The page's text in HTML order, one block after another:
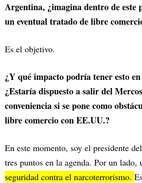
Argentina, ¿imagina dentro de este
un eventual tratado de libre
Es el objetivo.
¿Y qué impacto podría tener esto
¿Estaría dispuesto a salir del
conveniencia si se pone como
libre comercio con EE.UU.?
En este momento, soy el presidente
tres puntos en la agenda. Por un lado,
seguridad contra el narcoterrorismo.